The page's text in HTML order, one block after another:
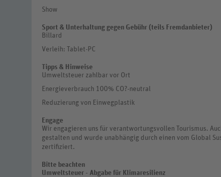
Show
Sport & Unterhaltung gegen Gebühr (teils Fremdanbieter)
Billard
Verleih: Tablet-PC
Tipps & Hinweise
Umweltsteuer zahlbar vor Ort
Energieverbrauch 100% CO?-neutral
Reduzierung von Einwegplastik
Engage
Wir engagieren uns für verantwortungsvollen Tourismus.
gestalten und wurde unabhängig durch einen vom Global
zertifiziert.
Bitte beachten
Umweltsteuer - Abgabe für Klimaresilienz